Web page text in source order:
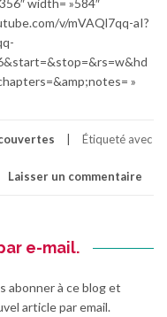
v/mVAQl7qq-aI?
»
Étiqueté avec
Laisser un commentaire
e-mail.
abonner à ce blog et
article par email.